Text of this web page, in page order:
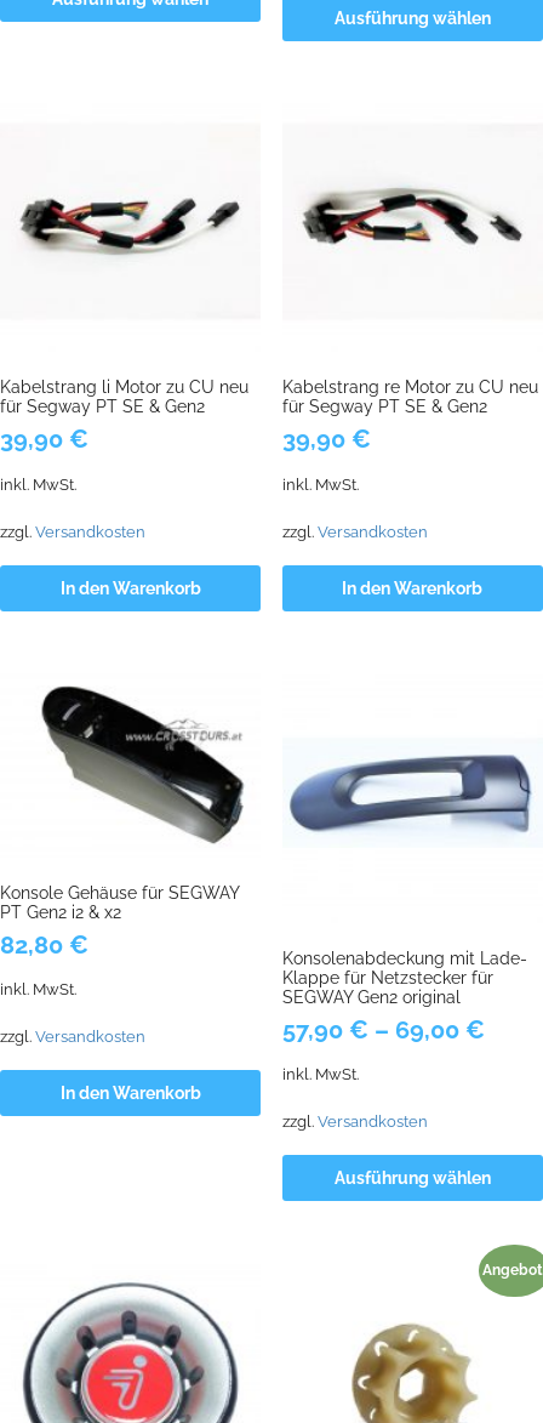
Ausführung wählen
Kabelstrang li Motor zu CU neu
für Segway PT SE & Gen2
39,90 €
inkl. MwSt.
zzgl. Versandkosten
In den Warenkorb
Kabelstrang re Motor zu CU neu
für Segway PT SE & Gen2
39,90 €
inkl. MwSt.
zzgl. Versandkosten
In den Warenkorb
Konsole Gehäuse für SEGWAY
PT Gen2 i2 & x2
82,80 €
inkl. MwSt.
zzgl. Versandkosten
In den Warenkorb
Konsolenabdeckung mit Lade-
Klappe für Netzstecker für
SEGWAY Gen2 original
57,90 € – 69,00 €
inkl. MwSt.
zzgl. Versandkosten
Ausführung wählen